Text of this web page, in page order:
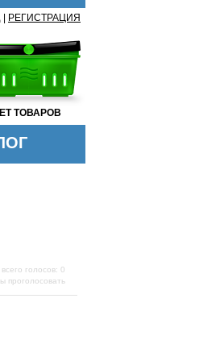
РЕГИСТРАЦИЯ
ТОВАРОВ
всего голосов: 0
проголосовать